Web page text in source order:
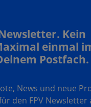
Kein
einmal
Postfach.
News und neue
den FPV Newsletter